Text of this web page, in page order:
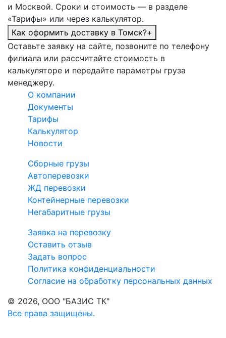
и Москвой. Сроки и стоимость — в разделе
«Тарифы» или через калькулятор.
Как оформить доставку в Томск?+
Оставьте заявку на сайте, позвоните по телефону
филиала или рассчитайте стоимость в
калькуляторе и передайте параметры груза
менеджеру.
О компании
Документы
Тарифы
Калькулятор
Новости
Сборные грузы
Автоперевозки
ЖД перевозки
Контейнерные перевозки
Негабаритные грузы
Заявка на перевозку
Оставить отзыв
Задать вопроc
Политика конфиденциальности
Согласие на обработку персональных данных
© 2026, ООО "БАЗИС ТК"
Все права защищены.